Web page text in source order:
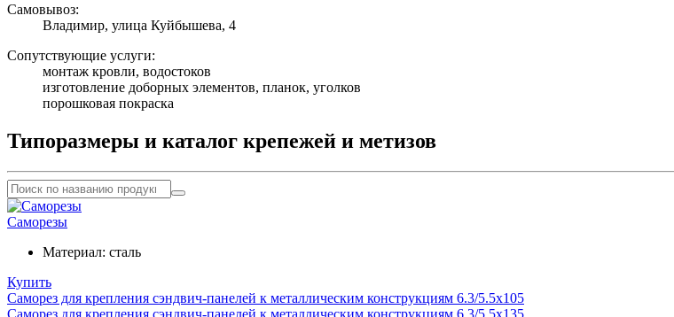
Самовывоз:
Владимир, улица Куйбышева, 4
Сопутствующие услуги:
монтаж кровли, водостоков
изготовление доборных элементов, планок, уголков
порошковая покраска
Типоразмеры и каталог крепежей и метизов
Саморезы
Материал: сталь
Купить
Саморез для крепления сэндвич-панелей к металлическим конструкциям 6.3/5.5х105
Саморез для крепления сэндвич-панелей к металлическим конструкциям 6.3/5.5х135